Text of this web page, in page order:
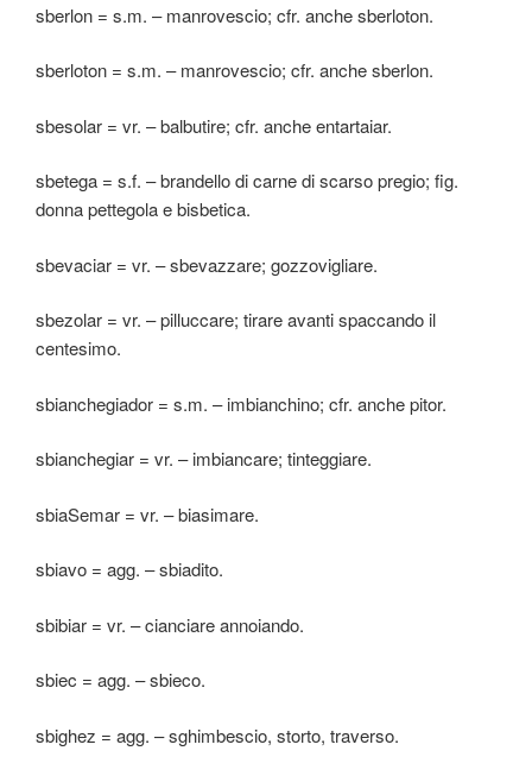
sberlon = s.m. – manrovescio; cfr. anche sberloton.
sberloton = s.m. – manrovescio; cfr. anche sberlon.
sbesolar = vr. – balbutire; cfr. anche entartaiar.
sbetega = s.f. – brandello di carne di scarso pregio; fig.
donna pettegola e bisbetica.
sbevaciar = vr. – sbevazzare; gozzovigliare.
sbezolar = vr. – pilluccare; tirare avanti spaccando il
centesimo.
sbianchegiador = s.m. – imbianchino; cfr. anche pitor.
sbianchegiar = vr. – imbiancare; tinteggiare.
sbiaSemar = vr. – biasimare.
sbiavo = agg. – sbiadito.
sbibiar = vr. – cianciare annoiando.
sbiec = agg. – sbieco.
sbighez = agg. – sghimbescio, storto, traverso.